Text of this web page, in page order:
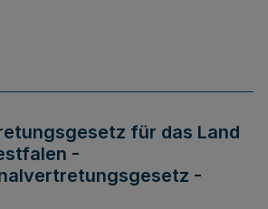
für das Land
-
-